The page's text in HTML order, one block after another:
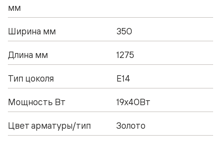
мм
Ширина мм 350
Длина мм 1275
Тип цоколя Е14
Мощность Вт 19x40Вт
Цвет арматуры/тип Золото